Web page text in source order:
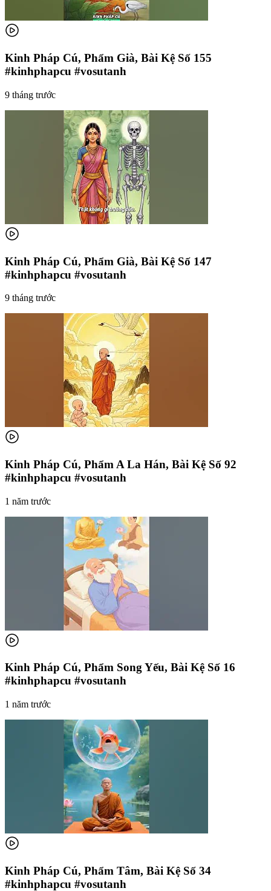
Kinh Pháp Cú, Phẩm Già, Bài Kệ Số 155
#kinhphapcu #vosutanh
9 tháng trước
Kinh Pháp Cú, Phẩm Già, Bài Kệ Số 147
#kinhphapcu #vosutanh
9 tháng trước
Kinh Pháp Cú, Phẩm A La Hán, Bài Kệ Số 92
#kinhphapcu #vosutanh
1 năm trước
Kinh Pháp Cú, Phẩm Song Yếu, Bài Kệ Số 16
#kinhphapcu #vosutanh
1 năm trước
Kinh Pháp Cú, Phẩm Tâm, Bài Kệ Số 34
#kinhphapcu #vosutanh